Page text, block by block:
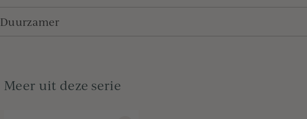
Duurzamer
Meer uit deze serie